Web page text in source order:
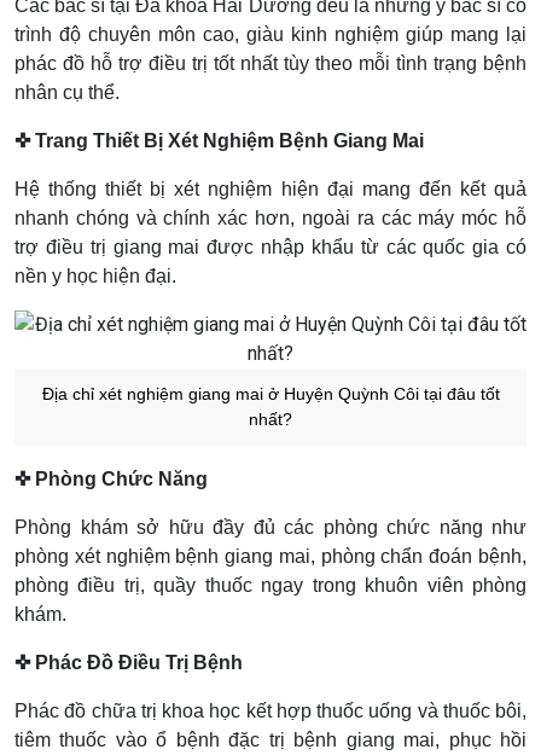
Các bác sĩ tại Đa khoa Hải Dương đều là những y bác sĩ có
trình độ chuyên môn cao, giàu kinh nghiệm giúp mang lại
phác đồ hỗ trợ điều trị tốt nhất tùy theo mỗi tình trạng bệnh
nhân cụ thể.
✜ Trang Thiết Bị Xét Nghiệm Bệnh Giang Mai
Hệ thống thiết bị xét nghiệm hiện đại mang đến kết quả
nhanh chóng và chính xác hơn, ngoài ra các máy móc hỗ
trợ điều trị giang mai được nhập khẩu từ các quốc gia có
nền y học hiện đại.
Địa chỉ xét nghiệm giang mai ở Huyện Quỳnh Côi tại đâu tốt
nhất?
✜ Phòng Chức Năng
Phòng khám sở hữu đầy đủ các phòng chức năng như
phòng xét nghiệm bệnh giang mai, phòng chẩn đoán bệnh,
phòng điều trị, quầy thuốc ngay trong khuôn viên phòng
khám.
✜ Phác Đồ Điều Trị Bệnh
Phác đồ chữa trị khoa học kết hợp thuốc uống và thuốc bôi,
tiêm thuốc vào ổ bệnh đặc trị bệnh giang mai, phục hồi